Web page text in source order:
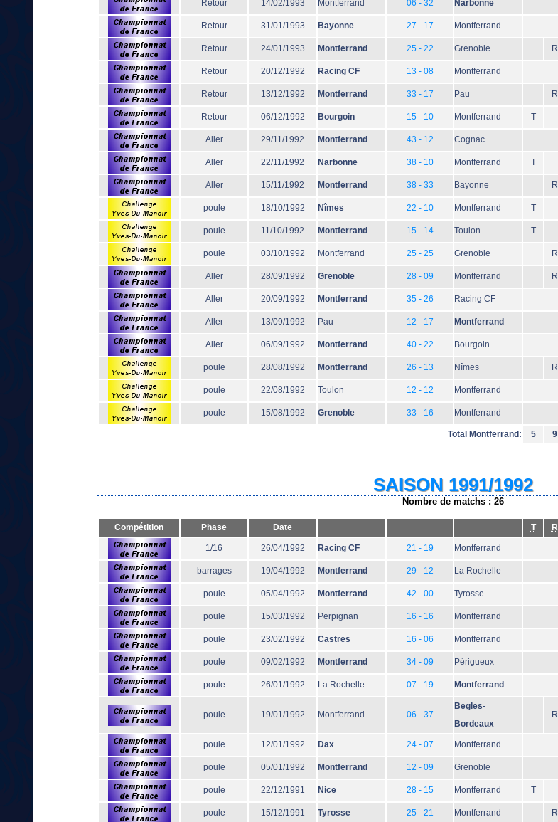
Retour 14/02/1993 Montferrand 06 - 32 Narbonne
Retour 31/01/1993 Bayonne 27 - 17 Montferrand
Retour 24/01/1993 Montferrand 25 - 22 Grenoble R
Retour 20/12/1992 Racing CF 13 - 08 Montferrand
Retour 13/12/1992 Montferrand 33 - 17 Pau R
Retour 06/12/1992 Bourgoin 15 - 10 Montferrand T
Aller 29/11/1992 Montferrand 43 - 12 Cognac
Aller 22/11/1992 Narbonne 38 - 10 Montferrand T
Aller 15/11/1992 Montferrand 38 - 33 Bayonne R
poule 18/10/1992 Nîmes 22 - 10 Montferrand T
poule 11/10/1992 Montferrand 15 - 14 Toulon T
poule 03/10/1992 Montferrand 25 - 25 Grenoble R
Aller 28/09/1992 Grenoble 28 - 09 Montferrand R
Aller 20/09/1992 Montferrand 35 - 26 Racing CF
Aller 13/09/1992 Pau 12 - 17 Montferrand
Aller 06/09/1992 Montferrand 40 - 22 Bourgoin
poule 28/08/1992 Montferrand 26 - 13 Nîmes R
poule 22/08/1992 Toulon 12 - 12 Montferrand
poule 15/08/1992 Grenoble 33 - 16 Montferrand
Total Montferrand: 5 9
SAISON 1991/1992
Nombre de matchs : 26
Compétition Phase Date T R
1/16 26/04/1992 Racing CF 21 - 19 Montferrand
barrages 19/04/1992 Montferrand 29 - 12 La Rochelle
poule 05/04/1992 Montferrand 42 - 00 Tyrosse
poule 15/03/1992 Perpignan 16 - 16 Montferrand
poule 23/02/1992 Castres 16 - 06 Montferrand
poule 09/02/1992 Montferrand 34 - 09 Périgueux
poule 26/01/1992 La Rochelle 07 - 19 Montferrand
poule 19/01/1992 Montferrand 06 - 37
Begles-
Bordeaux
R
poule 12/01/1992 Dax 24 - 07 Montferrand
poule 05/01/1992 Montferrand 12 - 09 Grenoble
poule 22/12/1991 Nice 28 - 15 Montferrand T
poule 15/12/1991 Tyrosse 25 - 21 Montferrand R